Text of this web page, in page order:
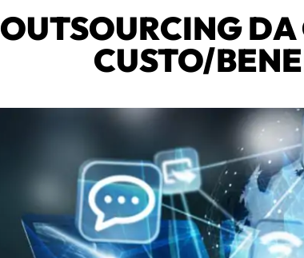
OUTSOURCING
CUSTO/